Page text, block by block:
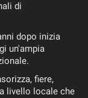
di
dopo inizia
un'ampia
fiere,
livello locale che